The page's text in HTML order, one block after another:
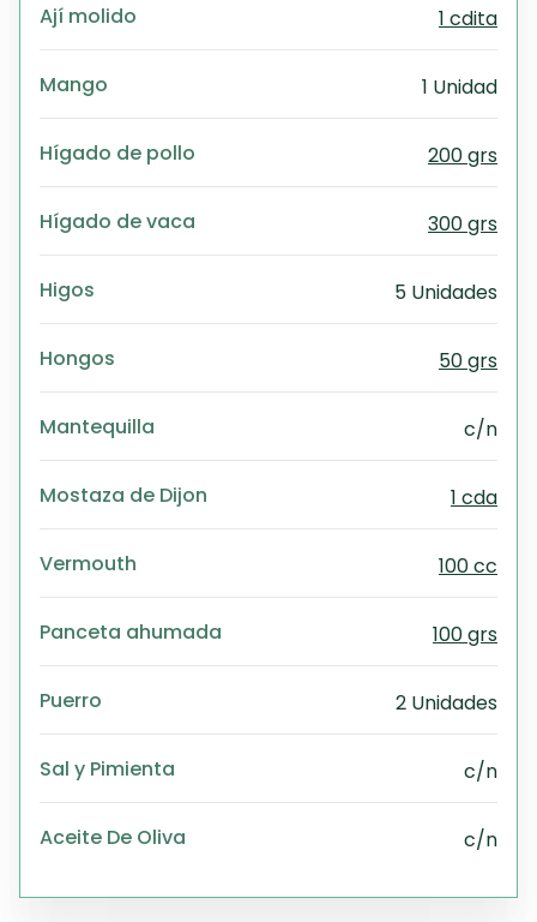
Ají molido 1 cdita
Mango 1 Unidad
Hígado de pollo 200 grs
Hígado de vaca 300 grs
Higos 5 Unidades
Hongos 50 grs
Mantequilla c/n
Mostaza de Dijon 1 cda
Vermouth 100 cc
Panceta ahumada 100 grs
Puerro 2 Unidades
Sal y Pimienta c/n
Aceite De Oliva c/n